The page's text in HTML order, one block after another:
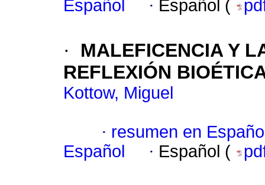
Español
· Español (
·
MALEFICENCIA Y
REFLEXIÓN
Kottow, Miguel
· resumen en
Español
· Español (